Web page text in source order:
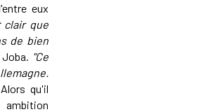
eux
clair que
de bien
"Ce
qu'il
ambition